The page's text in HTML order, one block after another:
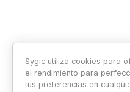
Sygic utiliza cookies para
el rendimiento para
tus preferencias en